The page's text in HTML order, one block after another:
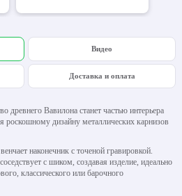
Видео
Доставка и оплата
древнего Вавилона станет частью интерьера
роскошному дизайну металлических карнизов
наконечник с точеной гравировкой.
с шиком, создавая изделие, идеально
классического или барочного